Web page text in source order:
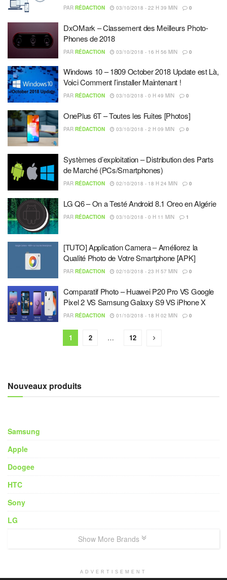
PAR RÉDACTION 03/10/2018 - 22 H 39 MIN 0
DxOMark – Classement des Meilleurs Photo-
Phones de 2018
PAR RÉDACTION 03/10/2018 - 16 H 56 MIN 0
Windows 10 – 1809 October 2018 Update est Là,
Voici Comment l’installer Maintenant !
PAR RÉDACTION 03/10/2018 - 0 H 49 MIN 0
OnePlus 6T – Toutes les Fuites [Photos]
PAR RÉDACTION 03/10/2018 - 2 H 09 MIN 0
Systèmes d’exploitation – Distribution des Parts
de Marché (PCs/Smartphones)
PAR RÉDACTION 02/10/2018 - 18 H 24 MIN 0
LG Q6 – On a Testé Android 8.1 Oreo en Algérie
PAR RÉDACTION 03/10/2018 - 0 H 11 MIN 1
[TUTO] Application Camera – Améliorez la
Qualité Photo de Votre Smartphone [APK]
PAR RÉDACTION 02/10/2018 - 23 H 57 MIN 0
Comparatif Photo – Huawei P20 Pro VS Google
Pixel 2 VS Samsung Galaxy S9 VS iPhone X
PAR RÉDACTION 01/10/2018 - 18 H 02 MIN 0
1 2 … 12
Nouveaux produits
Samsung
Apple
Doogee
HTC
Sony
LG
Show More Brands
ADVERTISEMENT